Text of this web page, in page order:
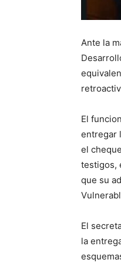
Ante la
El
entregar
el
testigos,
que su
El
la